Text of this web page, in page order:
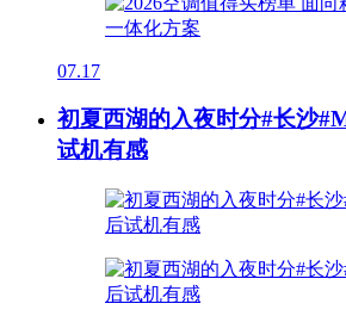
07.17
初夏西湖的入夜时分#长沙
试机有感